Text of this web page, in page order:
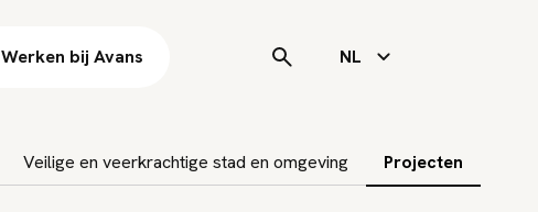
Werken bij Avans NL
Veilige en veerkrachtige stad en omgeving Projecten